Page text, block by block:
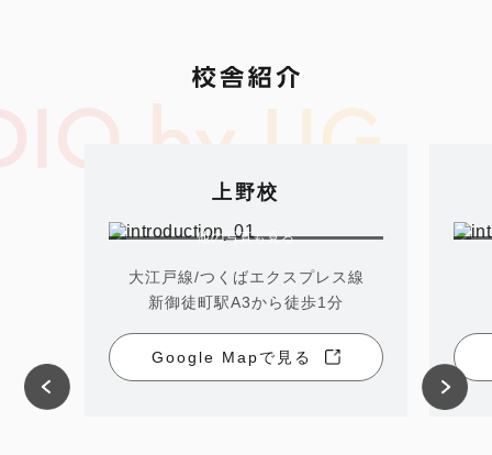
上野校
大江戸線/つくばエクスプレス線
新御徒町駅A3から徒歩1分
Google Mapで見る